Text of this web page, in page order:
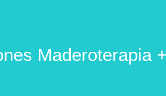
Maderoterapia